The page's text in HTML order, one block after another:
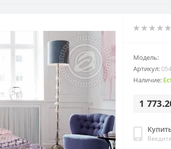
Модель:
Артикул:
Наличие:
1